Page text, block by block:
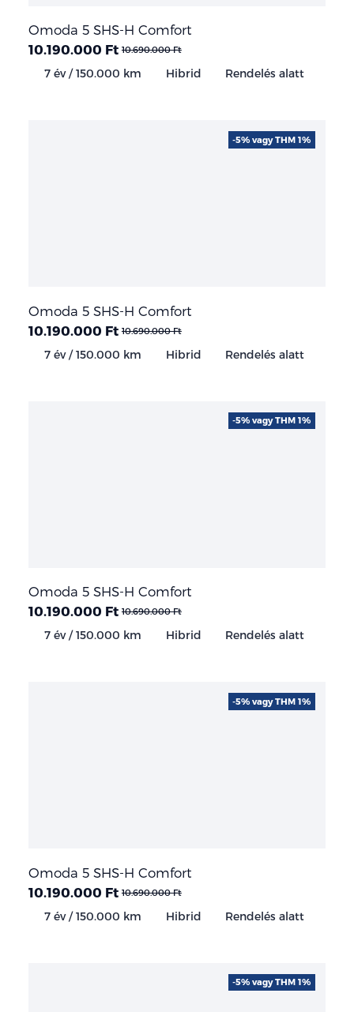
Omoda 5 SHS-H Comfort
10.190.000 Ft 10.690.000 Ft
7 év / 150.000 km Hibrid Rendelés alatt
Omoda 5 SHS-H Comfort
10.190.000 Ft 10.690.000 Ft
7 év / 150.000 km Hibrid Rendelés alatt
-5% vagy THM 1%
Omoda 5 SHS-H Comfort
10.190.000 Ft 10.690.000 Ft
7 év / 150.000 km Hibrid Rendelés alatt
-5% vagy THM 1%
Omoda 5 SHS-H Comfort
10.190.000 Ft 10.690.000 Ft
7 év / 150.000 km Hibrid Rendelés alatt
-5% vagy THM 1%
-5% vagy THM 1%